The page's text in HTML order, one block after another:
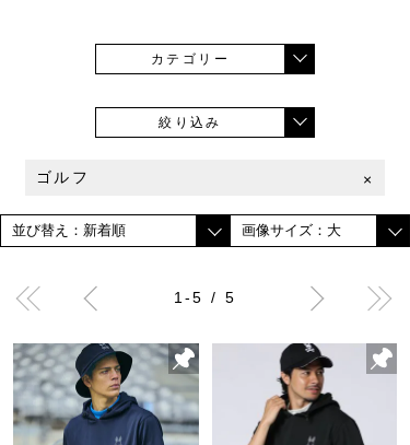
カテゴリー
絞り込み
ゴルフ ×
1-5 / 5